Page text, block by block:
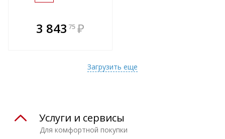
3 843 75 ₽
Загрузить еще
Для комфортной покупки
Услуги и сервисы